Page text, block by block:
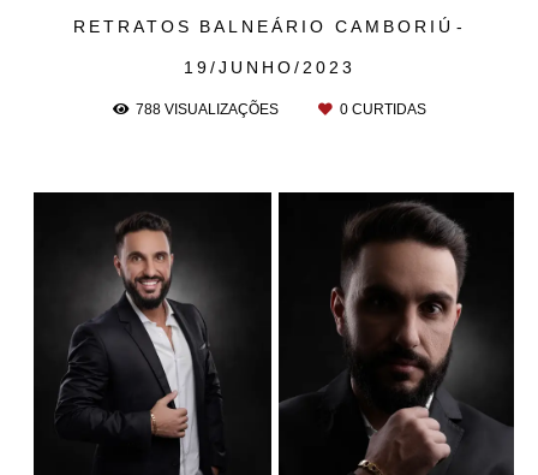
RETRATOS BALNEÁRIO CAMBORIÚ
19/JUNHO/2023
788VISUALIZAÇÕES 0CURTIDAS